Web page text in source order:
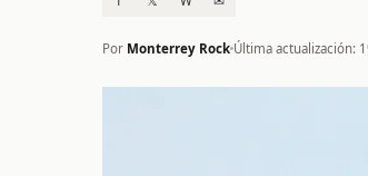
Por Monterrey Rock Última actualización: